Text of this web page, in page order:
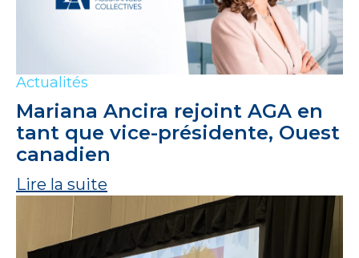
Actualités
Mariana Ancira rejoint AGA en
tant que vice-présidente, Ouest
canadien
Lire la suite